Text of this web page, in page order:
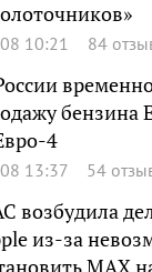
10:21 84
бензина
4
13:37 54
возбудила
из-за